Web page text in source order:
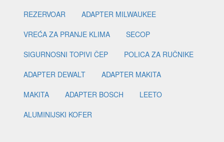
REZERVOAR
ADAPTER MILWAUKEE
VREĆA ZA PRANJE KLIMA
SECOP
SIGURNOSNI TOPIVI ČEP
POLICA ZA RUČNIKE
ADAPTER DEWALT
ADAPTER MAKITA
MAKITA
ADAPTER BOSCH
LEETO
ALUMINIJSKI KOFER